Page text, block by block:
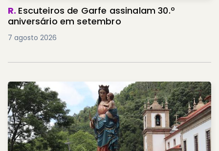
R. Escuteiros de Garfe assinalam 30.º
aniversário em setembro
7 agosto 2026